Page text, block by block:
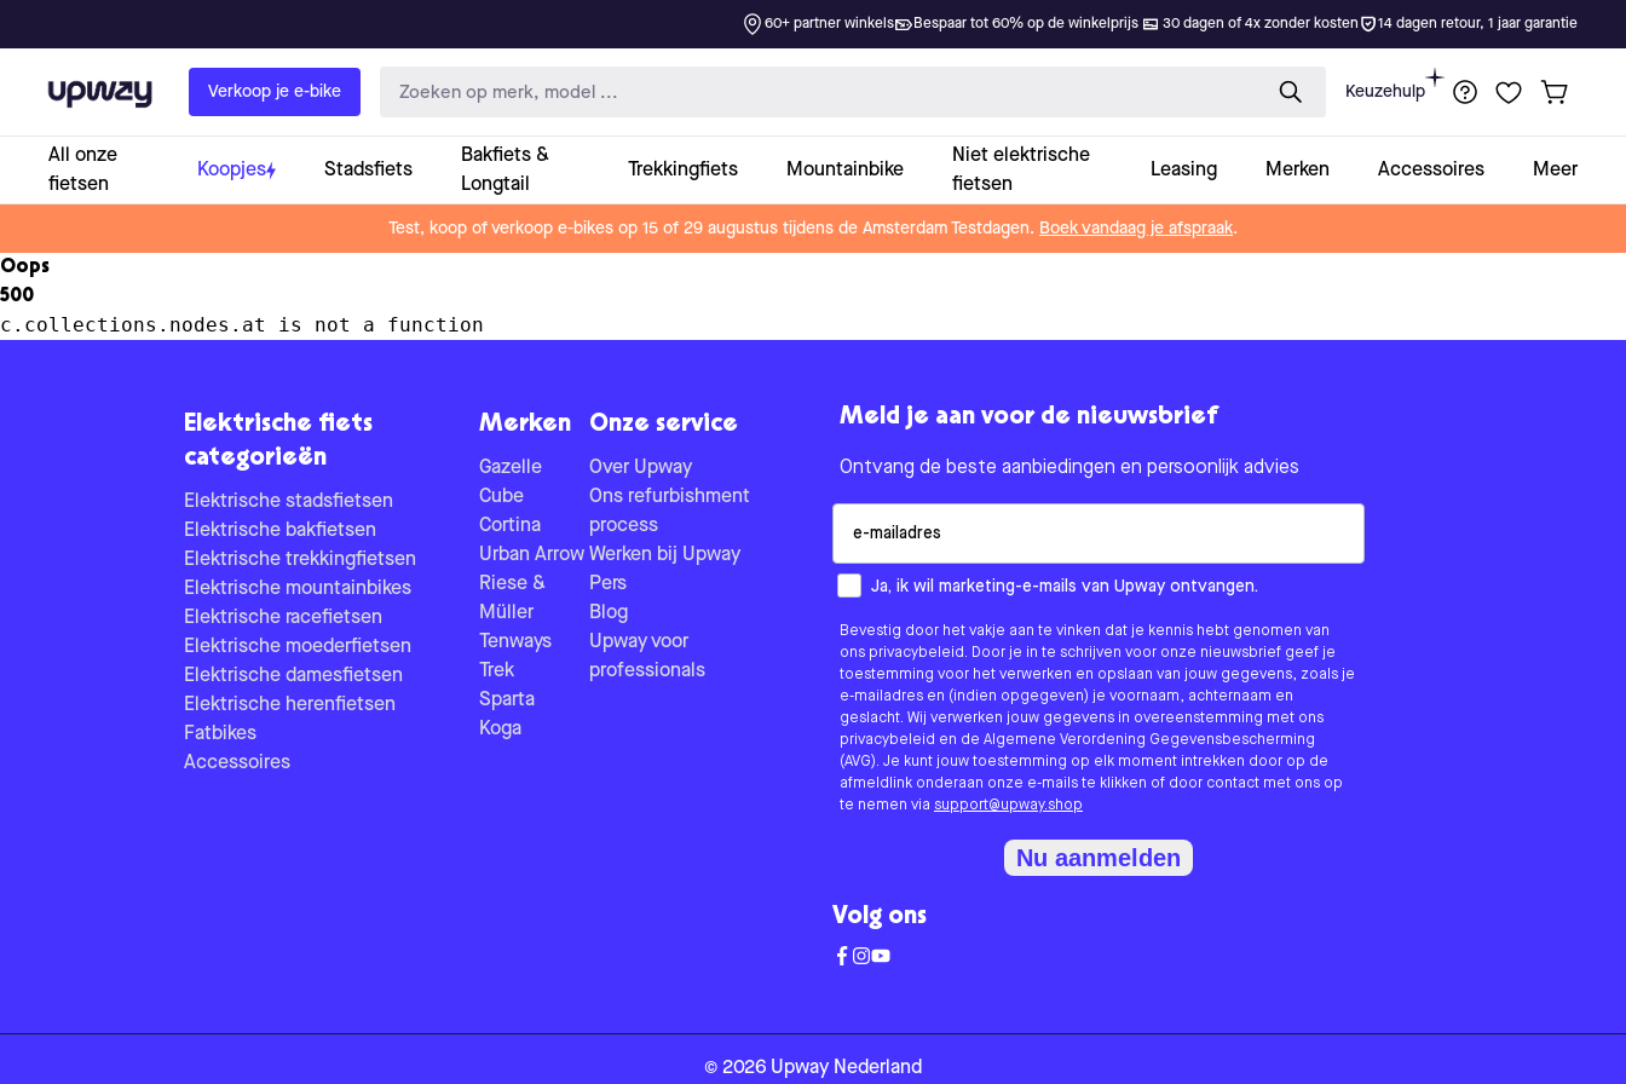
60+ partner winkels Bespaar tot 60% op de winkelprijs 30 dagen of 4x zonder kosten 14 dagen retour, 1 jaar garantie
Upway Verkoop je e-bike Keuzehulp
All onze
fietsen
Koopjes Stadsfiets
Bakfiets &
Longtail
Trekkingfiets Mountainbike
Niet elektrische
fietsen
Leasing Merken Accessoires Meer
Test, koop of verkoop e-bikes op 15 of 29 augustus tijdens de Amsterdam Testdagen. Boek vandaag je afspraak.
Oops
500
c.collections.nodes.at is not a function
Elektrische fiets
categorieën
Elektrische stadsfietsen
Elektrische bakfietsen
Elektrische trekkingfietsen
Elektrische mountainbikes
Elektrische racefietsen
Elektrische moederfietsen
Elektrische damesfietsen
Elektrische herenfietsen
Fatbikes
Accessoires
Merken
Gazelle
Cube
Cortina
Urban Arrow
Riese &
Müller
Tenways
Trek
Sparta
Koga
Onze service
Over Upway
Ons refurbishment
process
Werken bij Upway
Pers
Blog
Upway voor
professionals
Meld je aan voor de nieuwsbrief
Ontvang de beste aanbiedingen en persoonlijk advies
How would you like to hear from us?
Ja, ik wil marketing-e-mails van Upway ontvangen.
Bevestig door het vakje aan te vinken dat je kennis hebt genomen van
ons privacybeleid. Door je in te schrijven voor onze nieuwsbrief geef je
toestemming voor het verwerken en opslaan van jouw gegevens, zoals je
e-mailadres en (indien opgegeven) je voornaam, achternaam en
geslacht. Wij verwerken jouw gegevens in overeenstemming met ons
privacybeleid en de Algemene Verordening Gegevensbescherming
(AVG). Je kunt jouw toestemming op elk moment intrekken door op de
afmeldlink onderaan onze e-mails te klikken of door contact met ons op
te nemen via support@upway.shop
Nu aanmelden
Volg ons
© 2026 Upway Nederland